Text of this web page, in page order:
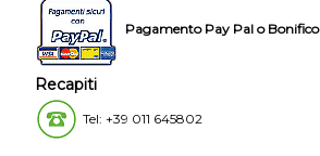
Pagamento Pay Pal o Bonifico
Recapiti
Tel: +39 011 645802